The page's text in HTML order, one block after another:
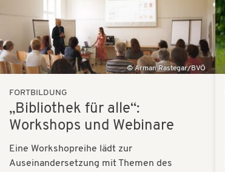
Arman Rastegar/BVÖ
FORTBILDUNG
„Bibliothek für alle“:
Workshops und Webinare
Eine Workshopreihe lädt zur
Auseinandersetzung mit Themen des